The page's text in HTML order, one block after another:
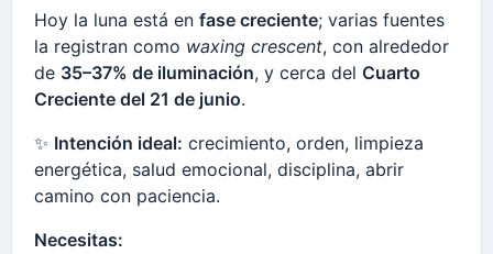
Hoy la luna está en fase creciente; varias fuentes
la registran como waxing crescent, con alrededor
de 35–37% de iluminación, y cerca del Cuarto
Creciente del 21 de junio.
✨ Intención ideal: crecimiento, orden, limpieza
energética, salud emocional, disciplina, abrir
camino con paciencia.
Necesitas: